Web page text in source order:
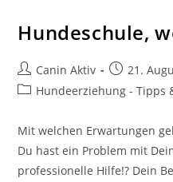
Hundeschule,
Canin Aktiv
21.
Hundeerziehung - Tipps
Mit welchen Erwartungen
Du hast ein Problem mit
professionelle Hilfe!? Dein